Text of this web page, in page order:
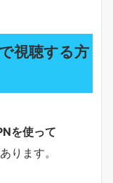
視聴する方
を使って
ります。